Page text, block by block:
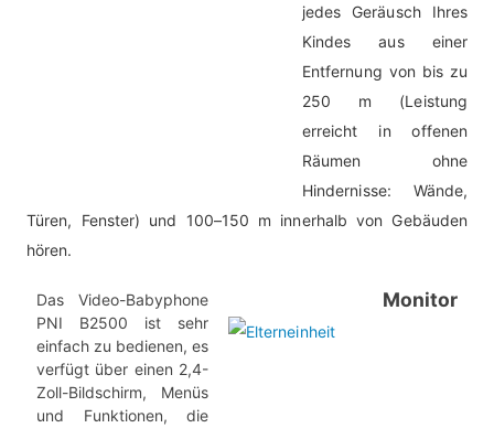
jedes Geräusch Ihres
Kindes aus einer
Entfernung von bis zu
250 m (Leistung
erreicht in offenen
Räumen ohne
Hindernisse: Wände,
Türen, Fenster) und 100–150 m innerhalb von Gebäuden
hören.
Das Video-Babyphone
PNI B2500 ist sehr
einfach zu bedienen, es
verfügt über einen 2,4-
Zoll-Bildschirm, Menüs
und Funktionen, die
Monitor